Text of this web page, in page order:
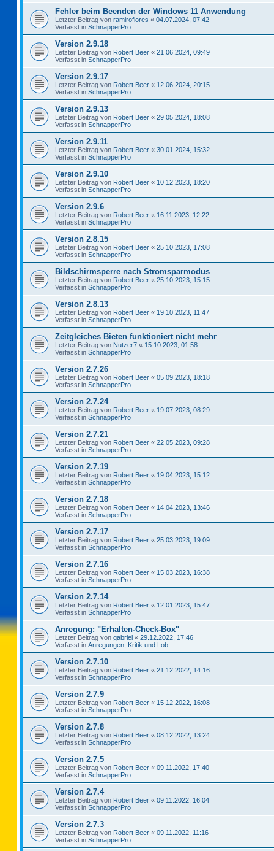
Fehler beim Beenden der Windows 11 Anwendung
Letzter Beitrag von ramiroflores « 04.07.2024, 07:42
Verfasst in SchnapperPro
Version 2.9.18
Letzter Beitrag von Robert Beer « 21.06.2024, 09:49
Verfasst in SchnapperPro
Version 2.9.17
Letzter Beitrag von Robert Beer « 12.06.2024, 20:15
Verfasst in SchnapperPro
Version 2.9.13
Letzter Beitrag von Robert Beer « 29.05.2024, 18:08
Verfasst in SchnapperPro
Version 2.9.11
Letzter Beitrag von Robert Beer « 30.01.2024, 15:32
Verfasst in SchnapperPro
Version 2.9.10
Letzter Beitrag von Robert Beer « 10.12.2023, 18:20
Verfasst in SchnapperPro
Version 2.9.6
Letzter Beitrag von Robert Beer « 16.11.2023, 12:22
Verfasst in SchnapperPro
Version 2.8.15
Letzter Beitrag von Robert Beer « 25.10.2023, 17:08
Verfasst in SchnapperPro
Bildschirmsperre nach Stromsparmodus
Letzter Beitrag von Robert Beer « 25.10.2023, 15:15
Verfasst in SchnapperPro
Version 2.8.13
Letzter Beitrag von Robert Beer « 19.10.2023, 11:47
Verfasst in SchnapperPro
Zeitgleiches Bieten funktioniert nicht mehr
Letzter Beitrag von Nutzer7 « 15.10.2023, 01:58
Verfasst in SchnapperPro
Version 2.7.26
Letzter Beitrag von Robert Beer « 05.09.2023, 18:18
Verfasst in SchnapperPro
Version 2.7.24
Letzter Beitrag von Robert Beer « 19.07.2023, 08:29
Verfasst in SchnapperPro
Version 2.7.21
Letzter Beitrag von Robert Beer « 22.05.2023, 09:28
Verfasst in SchnapperPro
Version 2.7.19
Letzter Beitrag von Robert Beer « 19.04.2023, 15:12
Verfasst in SchnapperPro
Version 2.7.18
Letzter Beitrag von Robert Beer « 14.04.2023, 13:46
Verfasst in SchnapperPro
Version 2.7.17
Letzter Beitrag von Robert Beer « 25.03.2023, 19:09
Verfasst in SchnapperPro
Version 2.7.16
Letzter Beitrag von Robert Beer « 15.03.2023, 16:38
Verfasst in SchnapperPro
Version 2.7.14
Letzter Beitrag von Robert Beer « 12.01.2023, 15:47
Verfasst in SchnapperPro
Anregung: "Erhalten-Check-Box"
Letzter Beitrag von gabriel « 29.12.2022, 17:46
Verfasst in Anregungen, Kritik und Lob
Version 2.7.10
Letzter Beitrag von Robert Beer « 21.12.2022, 14:16
Verfasst in SchnapperPro
Version 2.7.9
Letzter Beitrag von Robert Beer « 15.12.2022, 16:08
Verfasst in SchnapperPro
Version 2.7.8
Letzter Beitrag von Robert Beer « 08.12.2022, 13:24
Verfasst in SchnapperPro
Version 2.7.5
Letzter Beitrag von Robert Beer « 09.11.2022, 17:40
Verfasst in SchnapperPro
Version 2.7.4
Letzter Beitrag von Robert Beer « 09.11.2022, 16:04
Verfasst in SchnapperPro
Version 2.7.3
Letzter Beitrag von Robert Beer « 09.11.2022, 11:16
Verfasst in SchnapperPro